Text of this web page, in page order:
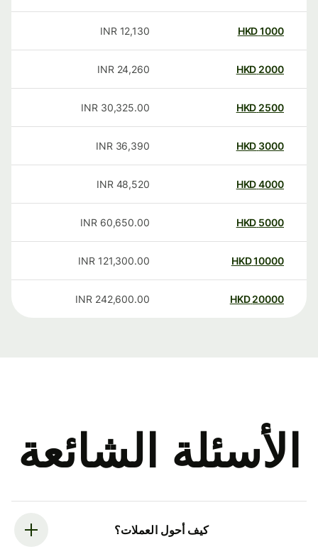
1000
HKD
12,130
INR
2000
HKD
24,260
INR
2500
HKD
30,325.00
INR
3000
HKD
36,390
INR
4000
HKD
48,520
INR
5000
HKD
60,650.00
INR
10000
HKD
121,300.00
INR
20000
HKD
242,600.00
INR
الأسئلة الشائعة
كيف أحول العملات؟